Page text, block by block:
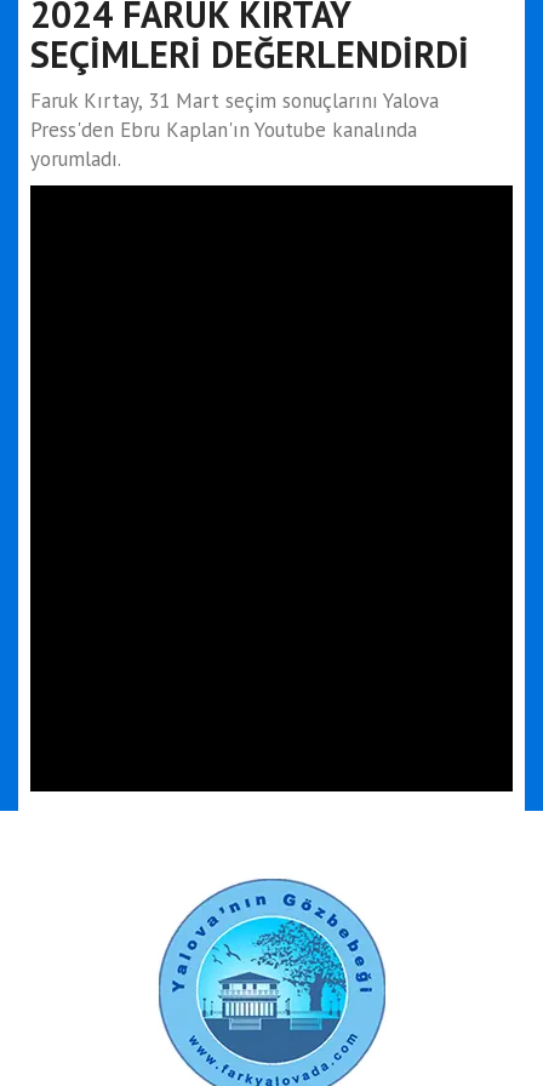
2024 FARUK KIRTAY
SEÇİMLERİ DEĞERLENDİRDİ
Faruk Kırtay, 31 Mart seçim sonuçlarını Yalova
Press'den Ebru Kaplan'ın Youtube kanalında
yorumladı.